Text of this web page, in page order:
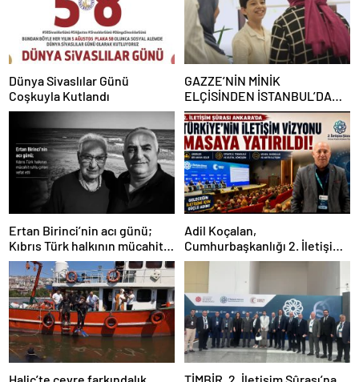
Dünya Sivaslılar Günü
Coşkuyla Kutlandı
GAZZE’NİN MİNİK
ELÇİSİNDEN İSTANBUL’DA
DUYGUSAL MESAJ: “BURASI
BENİM İKİNCİ EVİM”
Ertan Birinci’nin acı günü;
Kıbrıs Türk halkının mücahit
ruhlu çınarı vefat etti
Adil Koçalan,
Cumhurbaşkanlığı 2. İletişim
Şûrası’na Katıldı